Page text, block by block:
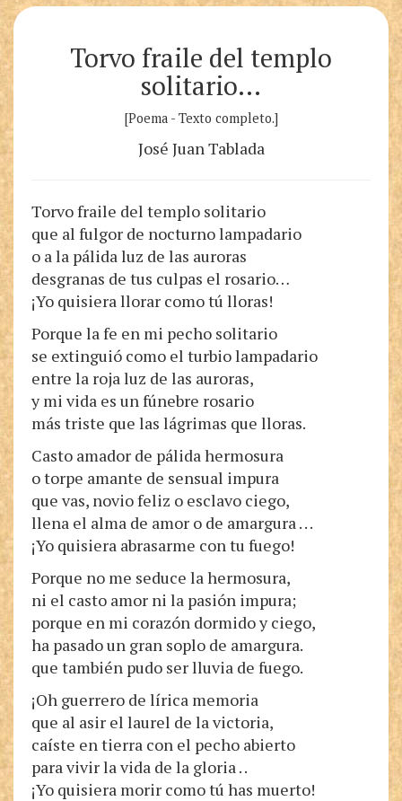
Torvo fraile del templo
solitario…
[Poema - Texto completo.]
José Juan Tablada
Torvo fraile del templo solitario
que al fulgor de nocturno lampadario
o a la pálida luz de las auroras
desgranas de tus culpas el rosario…
¡Yo quisiera llorar como tú lloras!
Porque la fe en mi pecho solitario
se extinguió como el turbio lampadario
entre la roja luz de las auroras,
y mi vida es un fúnebre rosario
más triste que las lágrimas que lloras.
Casto amador de pálida hermosura
o torpe amante de sensual impura
que vas, novio feliz o esclavo ciego,
llena el alma de amor o de amargura . . .
¡Yo quisiera abrasarme con tu fuego!
Porque no me seduce la hermosura,
ni el casto amor ni la pasión impura;
porque en mi corazón dormido y ciego,
ha pasado un gran soplo de amargura.
que también pudo ser lluvia de fuego.
¡Oh guerrero de lírica memoria
que al asir el laurel de la victoria,
caíste en tierra con el pecho abierto
para vivir la vida de la gloria . .
¡Yo quisiera morir como tú has muerto!